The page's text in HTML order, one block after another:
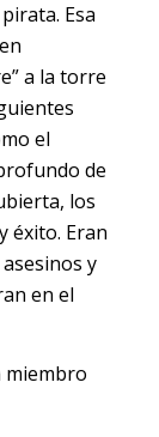
Esa
a la torre
el
de
los
éxito. Eran
y
en el
miembro